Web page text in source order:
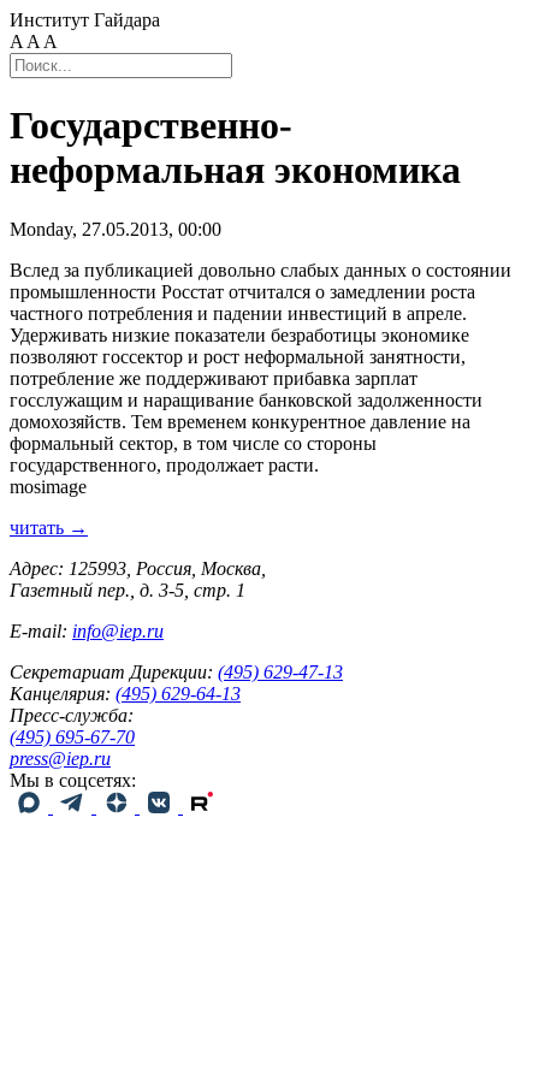
Институт Гайдара
A A A
Государственно-
неформальная экономика
Monday, 27.05.2013, 00:00
Вслед за публикацией довольно слабых данных о состоянии
промышленности Росстат отчитался о замедлении роста
частного потребления и падении инвестиций в апреле.
Удерживать низкие показатели безработицы экономике
позволяют госсектор и рост неформальной занятности,
потребление же поддерживают прибавка зарплат
госслужащим и наращивание банковской задолженности
домохозяйств. Тем временем конкурентное давление на
формальный сектор, в том числе со стороны
государственного, продолжает расти.
mosimage
читать →
Адрес: 125993, Россия, Москва,
Газетный пер., д. 3-5, стр. 1
E-mail: info@iep.ru
Секретариат Дирекции: (495) 629-47-13
Канцелярия: (495) 629-64-13
Пресс-служба:
(495) 695-67-70
press@iep.ru
Мы в соцсетях: